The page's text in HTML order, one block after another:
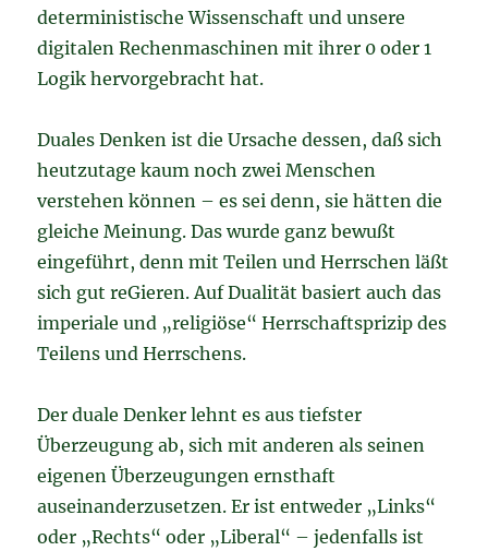
deterministische Wissenschaft und unsere
digitalen Rechenmaschinen mit ihrer 0 oder 1
Logik hervorgebracht hat.
Duales Denken ist die Ursache dessen, daß sich
heutzutage kaum noch zwei Menschen
verstehen können – es sei denn, sie hätten die
gleiche Meinung. Das wurde ganz bewußt
eingeführt, denn mit Teilen und Herrschen läßt
sich gut reGieren. Auf Dualität basiert auch das
imperiale und „religiöse“ Herrschaftsprizip des
Teilens und Herrschens.
Der duale Denker lehnt es aus tiefster
Überzeugung ab, sich mit anderen als seinen
eigenen Überzeugungen ernsthaft
auseinanderzusetzen. Er ist entweder „Links“
oder „Rechts“ oder „Liberal“ – jedenfalls ist